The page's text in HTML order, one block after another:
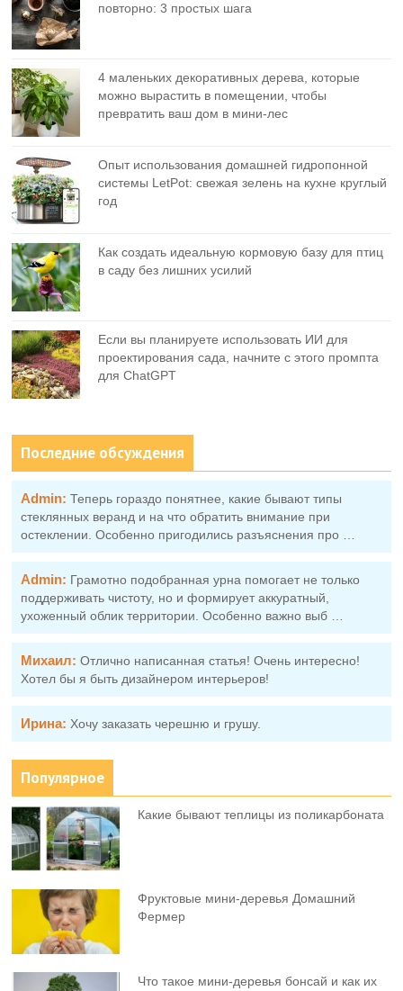
повторно: 3 простых шага
4 маленьких декоративных дерева, которые
можно вырастить в помещении, чтобы
превратить ваш дом в мини-лес
Опыт использования домашней гидропонной
системы LetPot: свежая зелень на кухне круглый
год
Как создать идеальную кормовую базу для птиц
в саду без лишних усилий
Если вы планируете использовать ИИ для
проектирования сада, начните с этого промпта
для ChatGPT
Последние обсуждения
Admin: Теперь гораздо понятнее, какие бывают типы
стеклянных веранд и на что обратить внимание при
остеклении. Особенно пригодились разъяснения про …
Admin: Грамотно подобранная урна помогает не только
поддерживать чистоту, но и формирует аккуратный,
ухоженный облик территории. Особенно важно выб …
Михаил: Отлично написанная статья! Очень интересно!
Хотел бы я быть дизайнером интерьеров!
Ирина: Хочу заказать черешню и грушу.
Популярное
Какие бывают теплицы из поликарбоната
Фруктовыe мини-деревья Домашний
Фермер
Что такое мини-деревья бонсай и как их